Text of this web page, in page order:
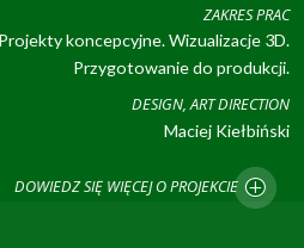
ZAKRES PRAC
Projekty koncepcyjne. Wizualizacje 3D.
Przygotowanie do produkcji.
DESIGN, ART DIRECTION
Maciej Kiełbiński
DOWIEDZ SIĘ WIĘCEJ O PROJEKCIE